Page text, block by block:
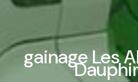
gainage Les